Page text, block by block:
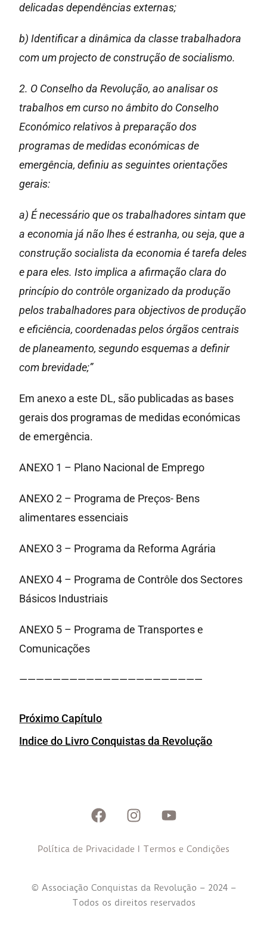
delicadas dependências externas;
b) Identificar a dinâmica da classe trabalhadora
com um projecto de construção de socialismo.
2. O Conselho da Revolução, ao analisar os
trabalhos em curso no âmbito do Conselho
Económico relativos à preparação dos
programas de medidas económicas de
emergência, definiu as seguintes orientações
gerais:
a) É necessário que os trabalhadores sintam que
a economia já não lhes é estranha, ou seja, que a
construção socialista da economia é tarefa deles
e para eles. Isto implica a afirmação clara do
princípio do contrôle organizado da produção
pelos trabalhadores para objectivos de produção
e eficiência, coordenadas pelos órgãos centrais
de planeamento, segundo esquemas a definir
com brevidade;”
Em anexo a este DL, são publicadas as bases
gerais dos programas de medidas económicas
de emergência.
ANEXO 1 – Plano Nacional de Emprego
ANEXO 2 – Programa de Preços- Bens
alimentares essenciais
ANEXO 3 – Programa da Reforma Agrária
ANEXO 4 – Programa de Contrôle dos Sectores
Básicos Industriais
ANEXO 5 – Programa de Transportes e
Comunicações
——————————————————————
Próximo Capítulo
Indice do Livro Conquistas da Revolução
Política de Privacidade I Termos e Condições
© Associação Conquistas da Revolução – 2024 –
Todos os direitos reservados